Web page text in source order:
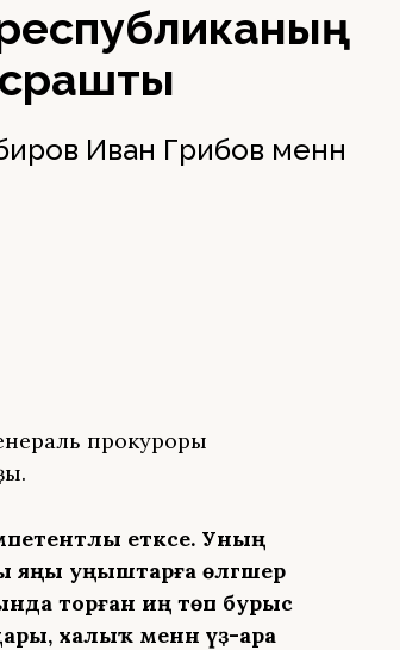
Иван Грибов менән
прокуроры
етәксе. Уның
яңы уңыштарға өлгәшер
торған иң төп бурыс
халыҡ менән үҙ-ара